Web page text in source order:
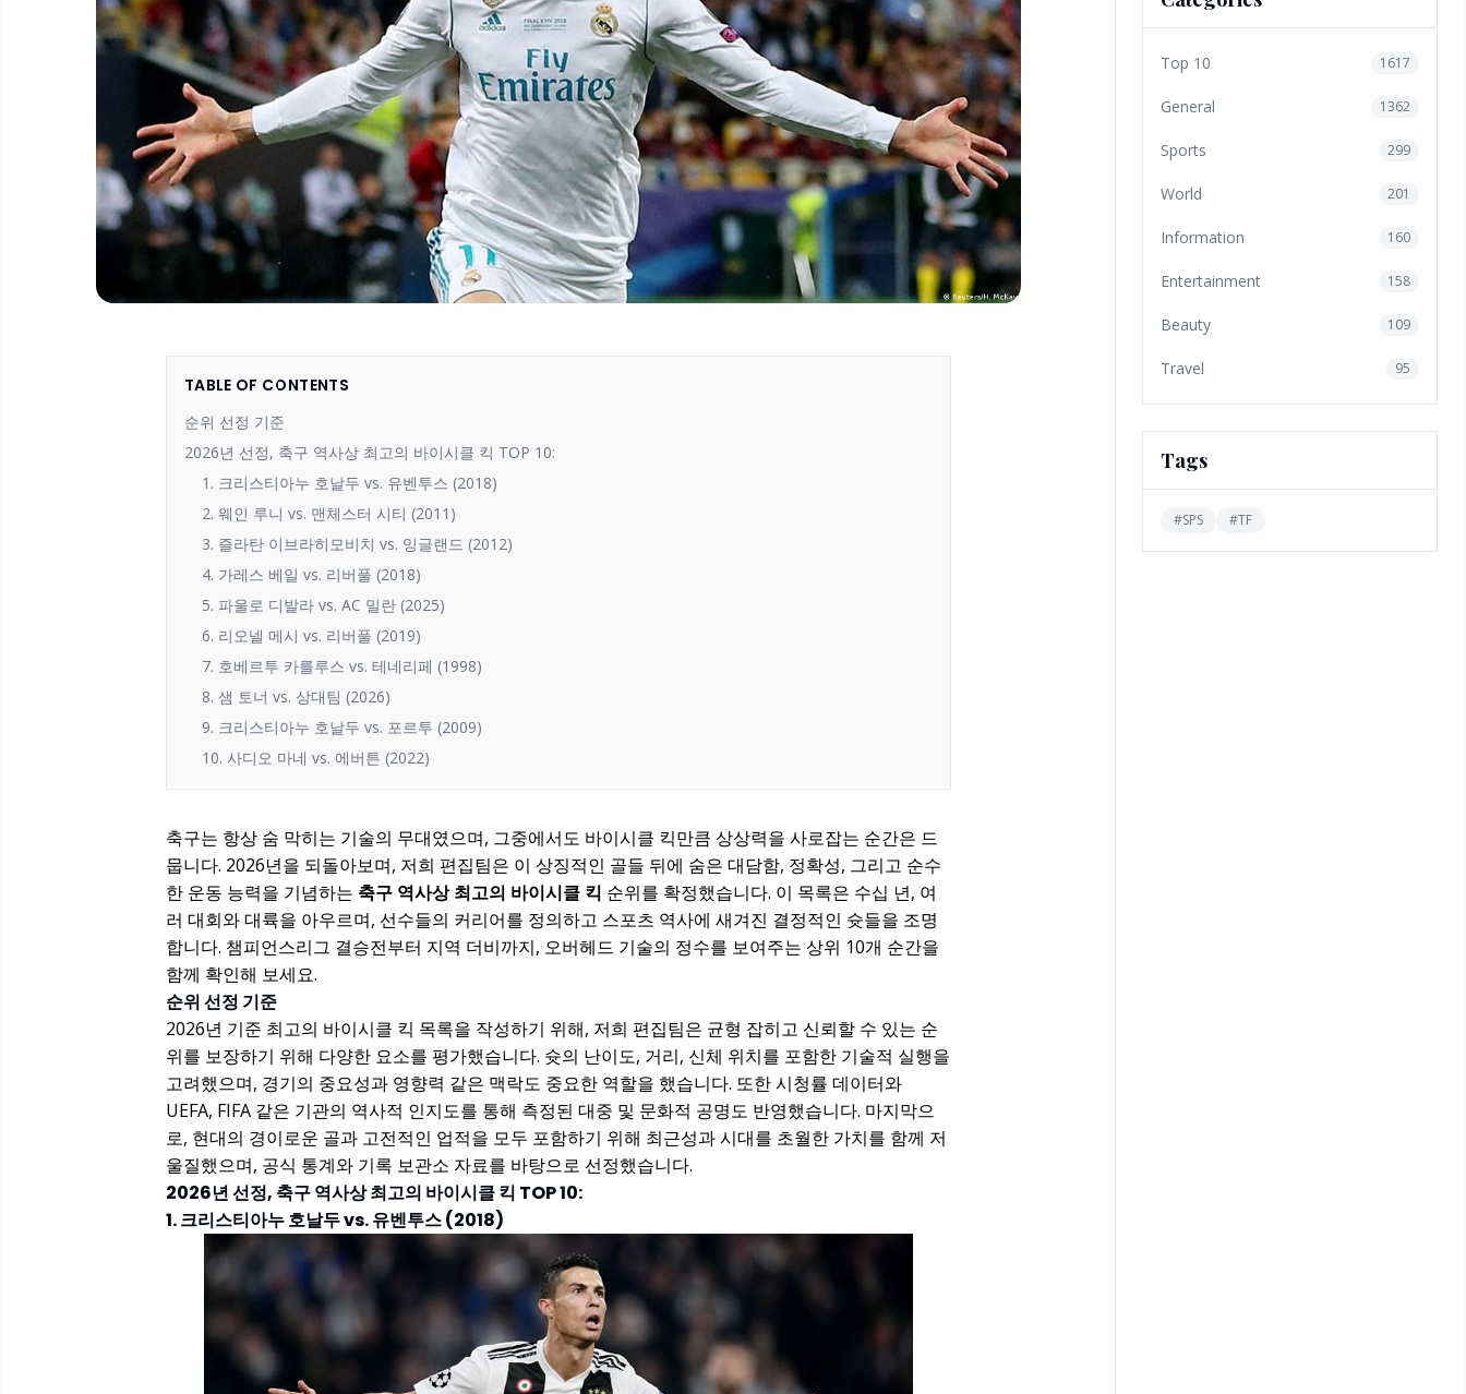
TABLE OF CONTENTS
순위 선정 기준
2026년 선정, 축구 역사상 최고의 바이시클 킥 TOP 10:
1. 크리스티아누 호날두 vs. 유벤투스 (2018)
2. 웨인 루니 vs. 맨체스터 시티 (2011)
3. 즐라탄 이브라히모비치 vs. 잉글랜드 (2012)
4. 가레스 베일 vs. 리버풀 (2018)
5. 파울로 디발라 vs. AC 밀란 (2025)
6. 리오넬 메시 vs. 리버풀 (2019)
7. 호베르투 카를루스 vs. 테네리페 (1998)
8. 샘 토너 vs. 상대팀 (2026)
9. 크리스티아누 호날두 vs. 포르투 (2009)
10. 사디오 마네 vs. 에버튼 (2022)
축구는 항상 숨 막히는 기술의 무대였으며, 그중에서도 바이시클 킥만큼 상상력을 사로잡는 순간은 드
뭅니다. 2026년을 되돌아보며, 저희 편집팀은 이 상징적인 골들 뒤에 숨은 대담함, 정확성, 그리고 순수
한 운동 능력을 기념하는 축구 역사상 최고의 바이시클 킥 순위를 확정했습니다. 이 목록은 수십 년, 여
러 대회와 대륙을 아우르며, 선수들의 커리어를 정의하고 스포츠 역사에 새겨진 결정적인 슛들을 조명
합니다. 챔피언스리그 결승전부터 지역 더비까지, 오버헤드 기술의 정수를 보여주는 상위 10개 순간을
함께 확인해 보세요.
순위 선정 기준
2026년 기준 최고의 바이시클 킥 목록을 작성하기 위해, 저희 편집팀은 균형 잡히고 신뢰할 수 있는 순
위를 보장하기 위해 다양한 요소를 평가했습니다. 슛의 난이도, 거리, 신체 위치를 포함한 기술적 실행을
고려했으며, 경기의 중요성과 영향력 같은 맥락도 중요한 역할을 했습니다. 또한 시청률 데이터와
UEFA, FIFA 같은 기관의 역사적 인지도를 통해 측정된 대중 및 문화적 공명도 반영했습니다. 마지막으
로, 현대의 경이로운 골과 고전적인 업적을 모두 포함하기 위해 최근성과 시대를 초월한 가치를 함께 저
울질했으며, 공식 통계와 기록 보관소 자료를 바탕으로 선정했습니다.
2026년 선정, 축구 역사상 최고의 바이시클 킥 TOP 10:
1. 크리스티아누 호날두 vs. 유벤투스 (2018)
Top 10 1617
General 1362
Sports 299
World 201
Information 160
Entertainment 158
Beauty 109
Travel 95
Tags
#SPS #TF